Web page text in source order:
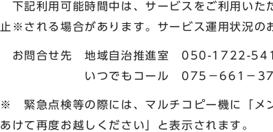
下記利用可能時間中は、サービスをご利用いた
止※される場合があります。サービス運用状況の
お問合せ先 地域自治推進室 050-1722-
いつでもコール 075－661－
※ 緊急点検等の際には、マルチコピー機に「メ
あけて再度お越しください」と表示されます。